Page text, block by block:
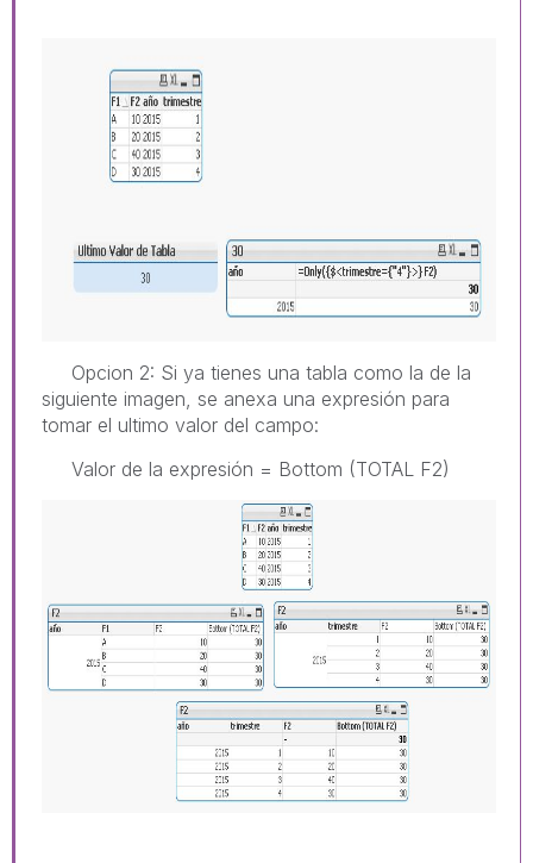
Opcion 2: Si ya tienes una tabla como la de la
siguiente imagen, se anexa una expresión para
tomar el ultimo valor del campo:
Valor de la expresión = Bottom (TOTAL F2)